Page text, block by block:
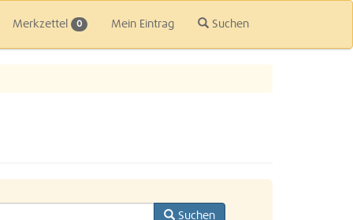
Merkzettel 0 Mein Eintrag Suchen
Suchen